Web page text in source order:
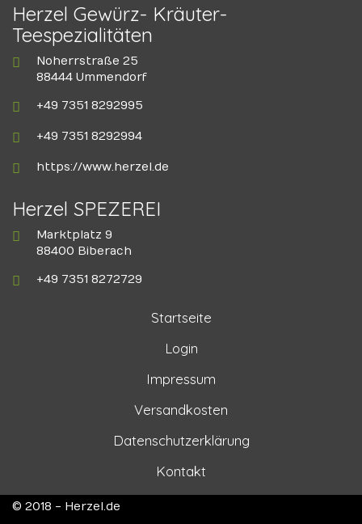
Herzel Gewürz- Kräuter-
Teespezialitäten
Noherrstraße 25
88444 Ummendorf
+49 7351 8292995
+49 7351 8292994
https://www.herzel.de
Herzel SPEZEREI
Marktplatz 9
88400 Biberach
+49 7351 8272729
Startseite
Login
Impressum
Versandkosten
Datenschutzerklärung
Kontakt
© 2018 - Herzel.de